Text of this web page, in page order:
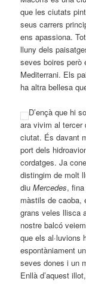
que les ciutats
seus carrers
ens apassiona.
lluny dels
seves boires però
Mediterrani. Els
ha altra bellesa
D’ençà que hi
ara vivim al tercer
ciutat. És davant
port dels
cordatges. Ja
distingim de molt
diuMercedes,
màstils de caoba,
grans veles llisca
nostre balcó
que els al·luvions
espontàniament
seves dones i un
Enllà d’aquest